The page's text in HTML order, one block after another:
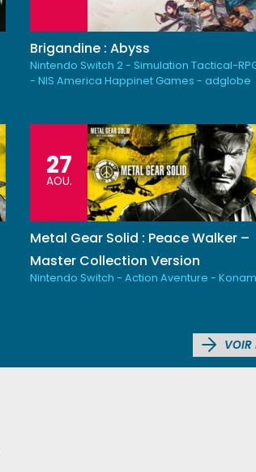
Brigandine : Abyss
Nintendo Switch 2 - Simulation Tactical-
- NIS America Happinet Games - adglobe
27
AOU.
Metal Gear Solid : Peace Walker –
Master Collection Version
Nintendo Switch - Action Aventure -
VOIR